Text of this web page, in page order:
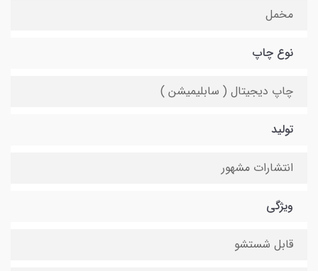
مخمل
نوع چاپ
چاپ دیجیتال ( سابلیمیشن )
تولید
انتشارات مشهور
ویژگی
قابل شستشو